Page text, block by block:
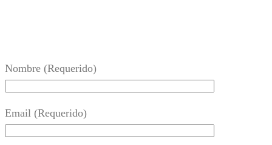
Nombre (Requerido)
Email (Requerido)